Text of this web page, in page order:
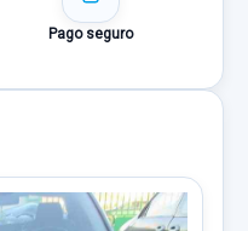
Pago seguro